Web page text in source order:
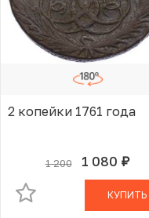
2 копейки 1761 года
1 200 1 080 руб.
В КОРЗИНЕ
КУПИТЬ